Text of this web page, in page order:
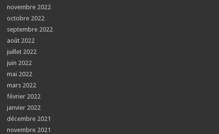
novembre 2022
octobre 2022
septembre 2022
août 2022
juillet 2022
juin 2022
mai 2022
mars 2022
février 2022
janvier 2022
décembre 2021
novembre 2021